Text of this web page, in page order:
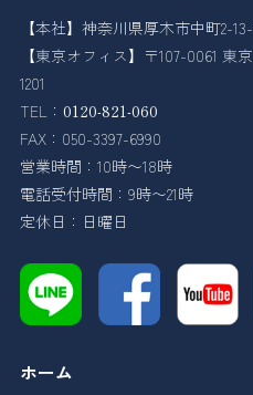
【本社】神奈川県厚木市中町2-
【東京オフィス】〒107-0061 東
1201
TEL： 0120-821-060
FAX：050-3397-6990
営業時間：10時〜18時
電話受付時間：9時〜21時
定休日：日曜日
ホーム